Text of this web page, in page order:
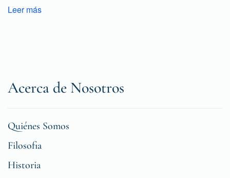
Leer más
Acerca de Nosotros
Quiénes Somos
Filosofia
Historia